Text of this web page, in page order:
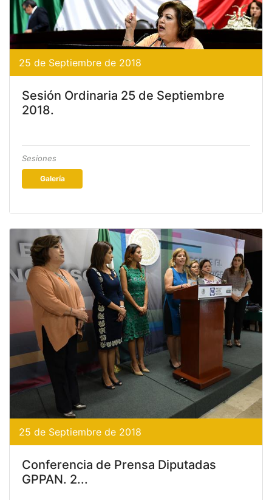
25 de Septiembre de 2018
Sesión Ordinaria 25 de Septiembre
2018.
Sesiones
Galería
25 de Septiembre de 2018
Conferencia de Prensa Diputadas
GPPAN. 2...